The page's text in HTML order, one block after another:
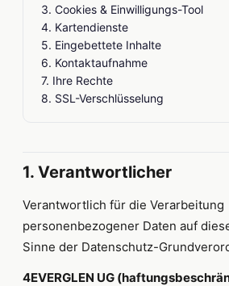
3. Cookies & Einwilligungs-Tool
4. Kartendienste
5. Eingebettete Inhalte
6. Kontaktaufnahme
7. Ihre Rechte
8. SSL-Verschlüsselung
1. Verantwortlicher
Verantwortlich für die Verarbeitung
personenbezogener Daten auf
Sinne der Datenschutz-
4EVERGLEN UG